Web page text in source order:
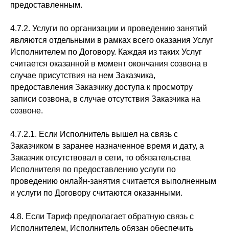
предоставленным.
4.7.2. Услуги по организации и проведению занятий
являются отдельными в рамках всего оказания Услуг
Исполнителем по Договору. Каждая из таких Услуг
считается оказанной в момент окончания созвона в
случае присутствия на нем Заказчика,
предоставления Заказчику доступа к просмотру
записи созвона, в случае отсутствия Заказчика на
созвоне.
4.7.2.1. Если Исполнитель вышел на связь с
Заказчиком в заранее назначенное время и дату, а
Заказчик отсутствовал в сети, то обязательства
Исполнителя по предоставлению услуги по
проведению онлайн-занятия считается выполненным
и услуги по Договору считаются оказанными.
4.8. Если Тариф предполагает обратную связь с
Исполнителем, Исполнитель обязан обеспечить